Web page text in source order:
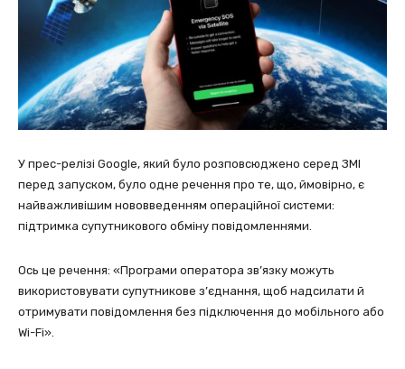
У прес-релізі Google, який було розповсюджено серед ЗМІ
перед запуском, було одне речення про те, що, ймовірно, є
найважливішим нововведенням операційної системи:
підтримка супутникового обміну повідомленнями.
Ось це речення: «Програми оператора зв’язку можуть
використовувати супутникове з’єднання, щоб надсилати й
отримувати повідомлення без підключення до мобільного або
Wi-Fi».